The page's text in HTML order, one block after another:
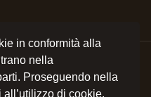
in conformità alla
nella
Proseguendo nella
di cookie.